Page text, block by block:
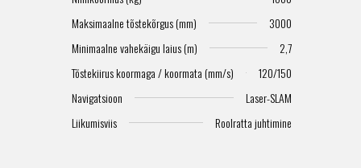
Maksimaalne tõstekõrgus (mm)
3000
Minimaalne vahekäigu laius (m)
2,7
Tõstekiirus koormaga / koormata (mm/s)
120/150
Navigatsioon
Laser-SLAM
Liikumisviis
Roolratta juhtimine